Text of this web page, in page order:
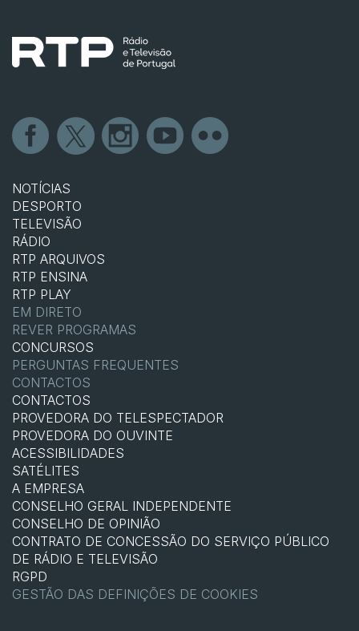
NOTÍCIAS
DESPORTO
TELEVISÃO
RÁDIO
RTP ARQUIVOS
RTP ENSINA
RTP PLAY
EM DIRETO
REVER PROGRAMAS
CONCURSOS
PERGUNTAS FREQUENTES
CONTACTOS
CONTACTOS
PROVEDORA DO TELESPECTADOR
PROVEDORA DO OUVINTE
ACESSIBILIDADES
SATÉLITES
A EMPRESA
CONSELHO GERAL INDEPENDENTE
CONSELHO DE OPINIÃO
CONTRATO DE CONCESSÃO DO SERVIÇO PÚBLICO
DE RÁDIO E TELEVISÃO
RGPD
GESTÃO DAS DEFINIÇÕES DE COOKIES